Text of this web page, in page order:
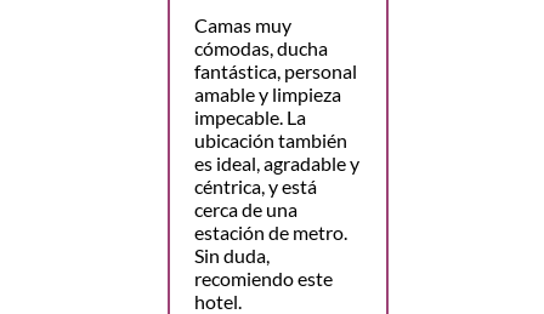
Camas muy
cómodas, ducha
fantástica, personal
amable y limpieza
impecable. La
ubicación también
es ideal, agradable y
céntrica, y está
cerca de una
estación de metro.
Sin duda,
recomiendo este
hotel.